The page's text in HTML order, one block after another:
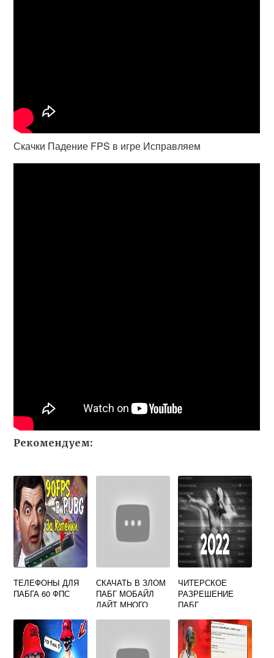
Скачки Падение FPS в игре Исправляем
Рекомендуем:
ТЕЛЕФОНЫ ДЛЯ
ПАБГА 60 ФПС
СКАЧАТЬ В ЗЛОМ
ПАБГ МОБАЙЛ
ЛАЙТ МНОГО
ЧИТЕРСКОЕ
РАЗРЕШЕНИЕ
ПАБГ